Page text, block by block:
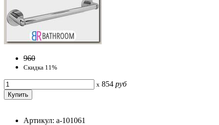
960
Скидка 11%
x 854 руб
Артикул: a-101061